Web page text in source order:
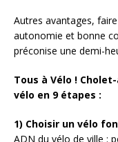
Autres avantages,
autonomie et bonne
préconise une demi-
Tous à Vélo !
vélo en 9 étapes :
1) Choisir un vélo
ADN du vélo de ville :